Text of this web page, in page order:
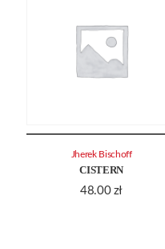
CISTERN
48.00 zł
Jherek Bischoff